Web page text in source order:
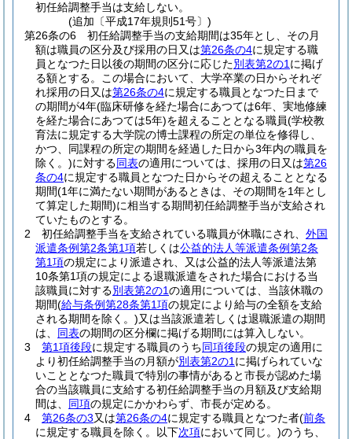
初任給調整手当は支給しない。
(追加〔平成17年規則51号〕)
第26条の6
初任給調整手当の支給期間は35年とし、その月
額は職員の区分及び採用の日又は第26条の4に規定する職
員となつた日以後の期間の区分に応じた別表第2の1 に掲げ
る額とする。
この場合において、大学卒業の日からそれぞ
れ採用の日又は第26条の4に規定する職員となつた日まで
の期間が4年(臨床研修を経た場合にあつては6年、実地修練
を経た場合にあつては5年)を超えることとなる職員(学校教
育法に規定する大学院の博士課程の所定の単位を修得し、
かつ、同課程の所定の期間を経過した日から3年内の職員を
除く。)に対する同表の適用については、採用の日又は第26
条の4に規定する職員となつた日からその超えることとなる
期間(1年に満たない期間があるときは、その期間を1年とし
て算定した期間)に相当する期間初任給調整手当が支給され
ていたものとする。
2
初任給調整手当を支給されている職員が休職にされ、 外国
派遣条例第2条第1項若しくは公益的法人等派遣条例第2条
第1項の規定により派遣され、又は公益的法人等派遣法第
10条第1項の規定による退職派遣をされた場合における当
該職員に対する別表第2の1の適用については、当該休職の
期間(給与条例第28条第1項の規定により給与の全額を支給
される期間を除く。)又は当該派遣若しくは退職派遣の期間
は、 同表の期間の区分欄に掲げる期間には算入しない。
3
第1項後段に規定する職員のうち同項後段の規定の適用に
より初任給調整手当の月額が別表第2の1 に掲げられていな
いこととなつた職員で特別の事情があると市長が認めた場
合の当該職員に支給する初任給調整手当の月額及び支給期
間は、 同項の規定にかかわらず、市長が定める。
4
第26条の3又は第26条の4に規定する職員となつた者(前条
に規定する職員を除く。以下次項において同じ。)のうち、